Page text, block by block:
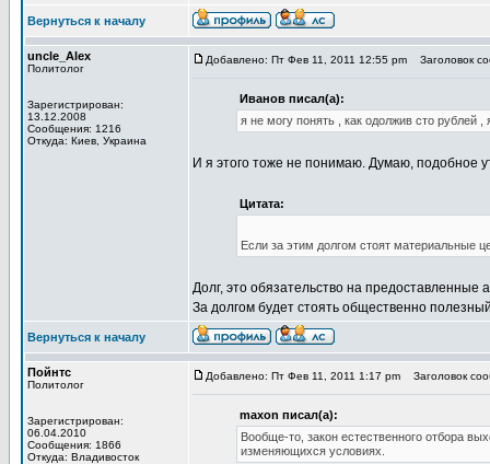
Вернуться к началу
uncle_Alex
Политолог
Зарегистрирован:
13.12.2008
Сообщения: 1216
Откуда: Киев, Украина
Добавлено: Пт Фев 11, 2011 12:55 pm Заголовок
Иванов писал(а):
я не могу понять , как одолжив сто рублей
И я этого тоже не понимаю. Думаю, подобное
Цитата:
Если за этим долгом стоят материальные
Долг, это обязательство на предоставленные
За долгом будет стоять общественно
Вернуться к началу
Пойнтс
Политолог
Зарегистрирован:
06.04.2010
Сообщения: 1866
Откуда: Владивосток
Добавлено: Пт Фев 11, 2011 1:17 pm Заголовок
maxon писал(а):
Вообще-то, закон естественного отбора
изменяющихся условиях.